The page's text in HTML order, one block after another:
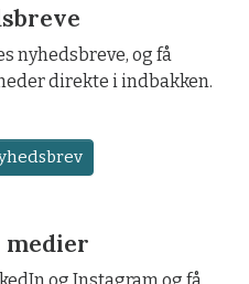
nyhedsbreve, og få
direkte i indbakken.
medier